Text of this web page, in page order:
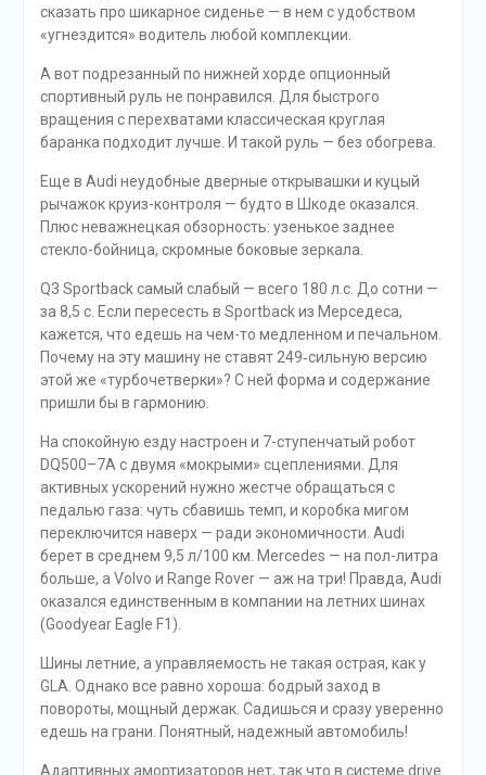
сказать про шикарное сиденье — в нем с удобством
«угнездится» водитель любой комплекции.
А вот подрезанный по нижней хорде опционный
спортивный руль не понравился. Для быстрого
вращения с перехватами классическая круглая
баранка подходит лучше. И такой руль — без обогрева.
Еще в Audi неудобные дверные открывашки и куцый
рычажок круиз-контроля — будто в Шкоде оказался.
Плюс неважнецкая обзорность: узенькое заднее
стекло-бойница, скромные боковые зеркала.
Q3 Sportback самый слабый — всего 180 л.с. До сотни —
за 8,5 с. Если пересесть в Sportback из Мерседеса,
кажется, что едешь на чем-то медленном и печальном.
Почему на эту машину не ставят 249‑сильную версию
этой же «турбочетверки»? С ней форма и содержание
пришли бы в гармонию.
На спокойную езду настроен и 7-ступенчатый робот
DQ500–7A с двумя «мокрыми» сцеплениями. Для
активных ускорений нужно жестче обращаться с
педалью газа: чуть сбавишь темп, и коробка мигом
переключится наверх — ради экономичности. Audi
берет в среднем 9,5 л/100 км. Mercedes — на пол-литра
больше, а Volvo и Range Rover — аж на три! Правда, Audi
оказался единственным в компании на летних шинах
(Goodyear Eagle F1).
Шины летние, а управляемость не такая острая, как у
GLA. Однако все равно хороша: бодрый заход в
повороты, мощный держак. Садишься и сразу уверенно
едешь на грани. Понятный, надежный автомобиль!
Адаптивных амортизаторов нет, так что в системе drive